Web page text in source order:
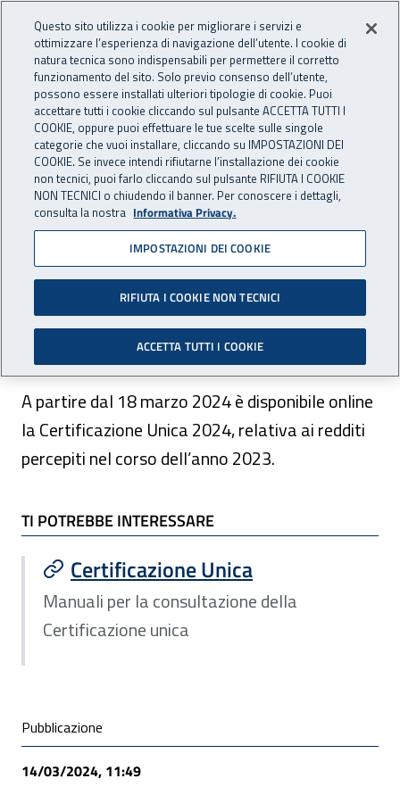
INAIL - Istituto Nazionale
Apri cerca
Navigazione principale
Navigazione - Ti trovi in:
Home Inail comunica Avvisi
Certificazione Unica 2024
relativa ai redditi percepiti
nel corso dell’anno 2023
Disponibile, dal 18 marzo 2024, la Certificazione
Unica 2024.
A partire dal 18 marzo 2024 è disponibile online
la Certificazione Unica 2024, relativa ai redditi
percepiti nel corso dell’anno 2023.
TI POTREBBE INTERESSARE
TI POTREBBE INTERESSARE
Certificazione Unica
Manuali per la consultazione della
Certificazione unica
Condivisione social
Pubblicazione
14/03/2024, 11:49
Questo sito utilizza i cookie per migliorare i servizi e
ottimizzare l’esperienza di navigazione dell’utente. I cookie di
natura tecnica sono indispensabili per permettere il corretto
funzionamento del sito. Solo previo consenso dell’utente,
possono essere installati ulteriori tipologie di cookie. Puoi
accettare tutti i cookie cliccando sul pulsante ACCETTA TUTTI I
COOKIE, oppure puoi effettuare le tue scelte sulle singole
categorie che vuoi installare, cliccando su IMPOSTAZIONI DEI
COOKIE. Se invece intendi rifiutarne l’installazione dei cookie
non tecnici, puoi farlo cliccando sul pulsante RIFIUTA I COOKIE
NON TECNICI o chiudendo il banner. Per conoscere i dettagli,
consulta la nostra Informativa Privacy.
IMPOSTAZIONI DEI COOKIE
RIFIUTA I COOKIE NON TECNICI
ACCETTA TUTTI I COOKIE